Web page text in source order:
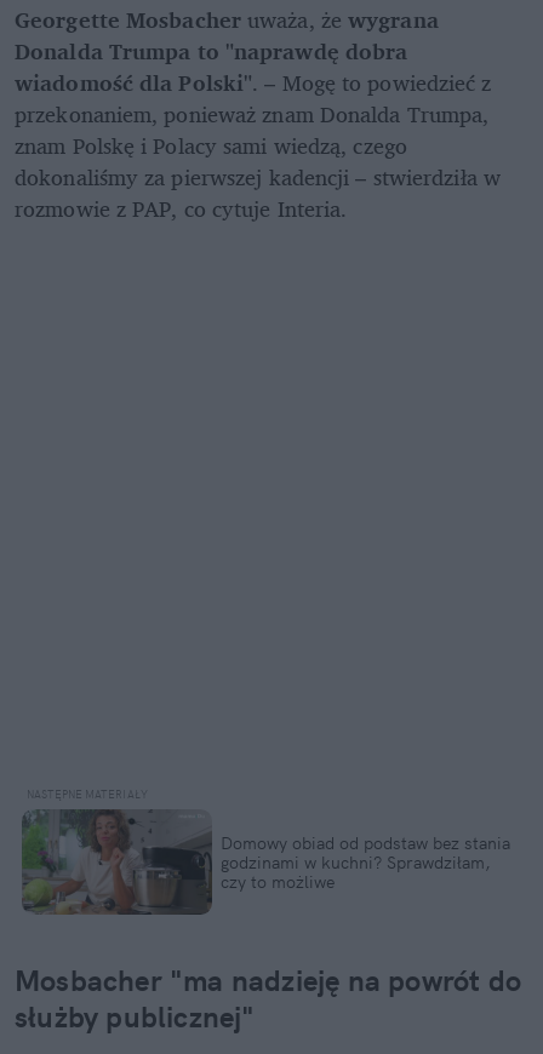
Georgette Mosbacher uważa, że wygrana
Donalda Trumpa to "naprawdę dobra
wiadomość dla Polski". – Mogę to powiedzieć z
przekonaniem, ponieważ znam Donalda Trumpa,
znam Polskę i Polacy sami wiedzą, czego
dokonaliśmy za pierwszej kadencji – stwierdziła w
rozmowie z PAP, co cytuje Interia.
Domowy obiad od podstaw bez stania
godzinami w kuchni? Sprawdziłam,
czy to możliwe
Mosbacher "ma nadzieję na powrót do
służby publicznej"